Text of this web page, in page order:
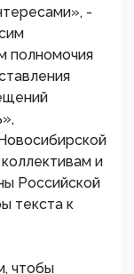
-
полномочия
и
Российской
текста к
чтобы